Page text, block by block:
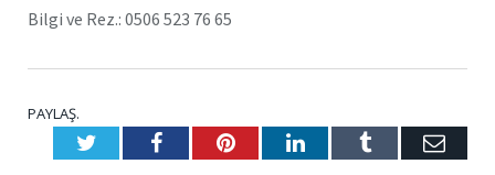
Bilgi ve Rez.: 0506 523 76 65
PAYLAŞ.
TwitterFacebookPinterestLinkedInTumblr E-